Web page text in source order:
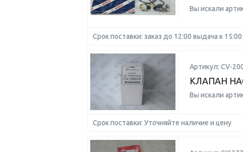
Вы искали
Срок поставки: заказ до 12:00 выдача к 15:00
Артикул: CV-
КЛАПАН
Вы искали
Срок поставки: Уточняйте наличие и цену